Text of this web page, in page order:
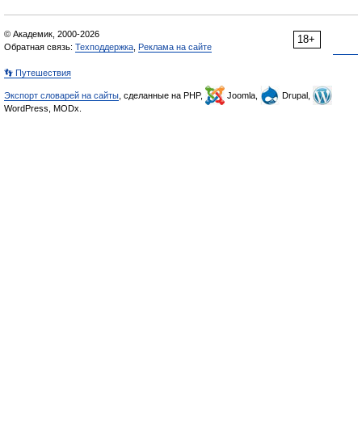
18+
© Академик, 2000-2026
Обратная связь: Техподдержка Реклама на сайте
👣 Путешествия
Экспорт словарей на сайты , сделанные на PHP, Joomla,
Drupal,
WordPress, MODx.